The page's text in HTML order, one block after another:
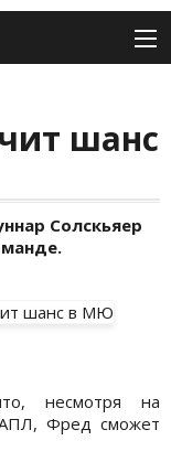
шанс
Солскьяер
несмотря на
АПЛ, Фред сможет